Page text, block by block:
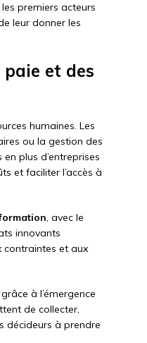
premiers acteurs
leur donner les
et des
humaines. Les
ou la gestion des
plus d’entreprises
et faciliter l’accès à
, avec le
innovants
contraintes et aux
à l’émergence
de collecter,
décideurs à prendre